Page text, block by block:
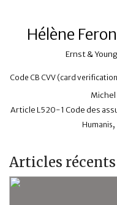
Hélène
Ernst & Young
Code CB CVV (card
Michel
Article L520-1 Code des
Humanis,
Articles